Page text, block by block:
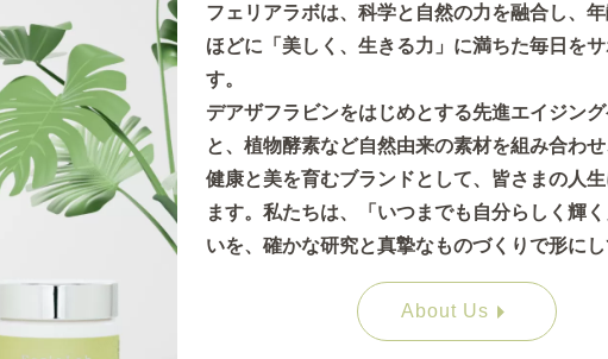
フェリアラボは、科学と自然の力を融合し、
ほどに「美しく、生きる力」に満ちた毎日を
す。
デアザフラビンをはじめとする先進エイジン
と、植物酵素など自然由来の素材を組み合わ
健康と美を育むブランドとして、皆さまの人
ます。私たちは、「いつまでも自分らしく輝
いを、確かな研究と真摯なものづくりで形に
About Us